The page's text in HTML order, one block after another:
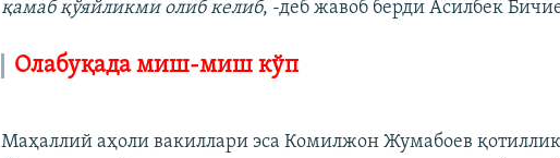
қамаб қўяйликми олиб келиб, -деб жавоб берди Асилбек
Олабуқада миш-миш кўп
Маҳаллий аҳоли вакиллари эса Комилжон Жумабоев